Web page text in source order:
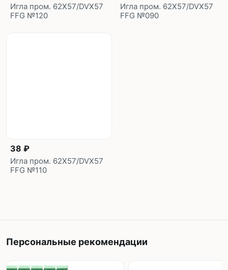
Игла пром. 62X57/DVX57
FFG №120
Игла пром. 62X57/DVX57
FFG №090
38 ₽
Игла пром. 62X57/DVX57
FFG №110
Персональные рекомендации